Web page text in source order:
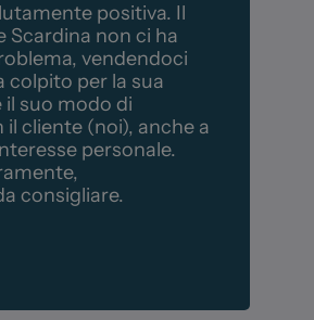
positiva. Il
Scardina non ci ha
vendendoci
colpito per la sua
suo modo di
cliente (noi), anche a
personale.
consigliare.